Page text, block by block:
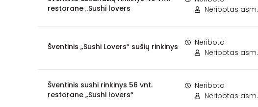
restorane „Sushi lovers
Neribotas asm.
Šventinis „Sushi Lovers“ sušių rinkinys
Neribota
Neribotas asm.
Šventinis sushi rinkinys 56 vnt.
restorane „Sushi lovers“
Neribota
Neribotas asm.